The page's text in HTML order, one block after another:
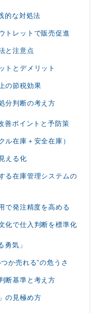
的な対処法
トレットで販売促進
と注意点
トとデメリット
の節税効果
分判断の考え方
善ポイントと予防策
ル在庫＋安全在庫）
える化
る在庫管理システムの
で発注精度を高める
化で仕入判断を標準化
勇気」
か売れる”の危うさ
断基準と考え方
の見極め方